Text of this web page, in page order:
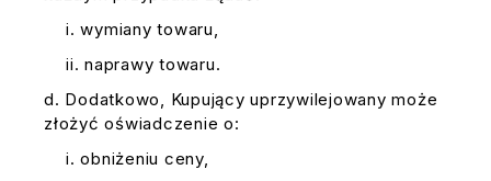
wymiany towaru,
naprawy towaru.
Dodatkowo, Kupujący uprzywilejowany może
złożyć oświadczenie o:
obniżeniu ceny,